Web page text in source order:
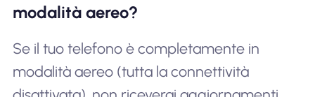
modalità aereo?
Se il tuo telefono è completamente in
modalità aereo (tutta la connettività